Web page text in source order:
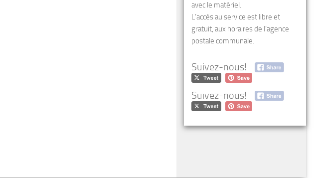
avec le matériel.
L’accès au service est libre et
gratuit, aux horaires de l’agence
postale communale.
Suivez-nous!
Suivez-nous!